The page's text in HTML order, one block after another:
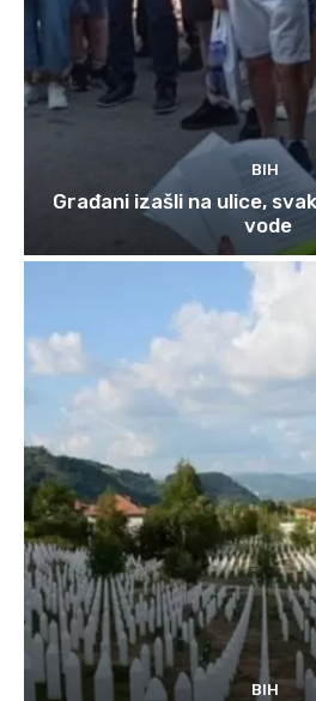
BIH
Građani izašli na ulice,
vode
BIH